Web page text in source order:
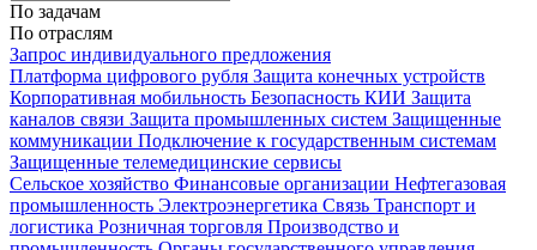
По задачам
По отраслям
Запрос индивидуального предложения
Платформа цифрового рубля Защита конечных устройств
Корпоративная мобильность Безопасность КИИ Защита
каналов связи Защита промышленных систем Защищенные
коммуникации Подключение к государственным системам
Защищенные телемедицинские сервисы
Сельское хозяйство Финансовые организации Нефтегазовая
промышленность Электроэнергетика Связь Транспорт и
логистика Розничная торговля Производство и